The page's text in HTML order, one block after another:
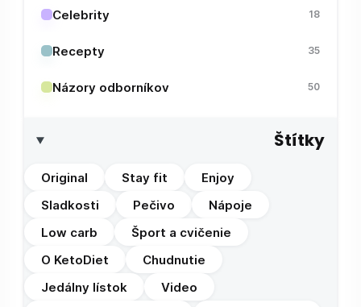
Celebrity 18
Recepty 35
Názory odborníkov 50
Štítky
Original Stay fit
Enjoy
Sladkosti
Pečivo
Nápoje
Low carb
Šport a cvičenie
O KetoDiet
Chudnutie
Jedálny lístok
Video